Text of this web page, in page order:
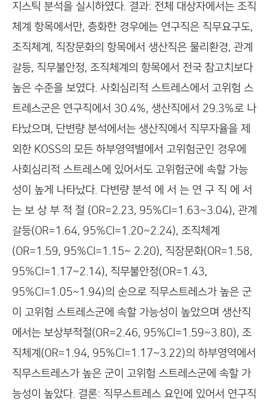
지스틱 분석을 실시하였다. 결과: 전체 대상자에서는 조직
체계 항목에서만, 층화한 경우에는 연구직은 직무요구도,
조직체계, 직장문화의 항목에서 생산직은 물리환경, 관계
갈등, 직무불안정, 조직체계의 항목에서 전국 참고치보다
높은 수준을 보였다. 사회심리적 스트레스에서 고위험 스
트레스군은 연구직에서 30.4%, 생산직에서 29.3%로 나
타났으며, 단변량 분석에서는 생산직에서 직무자율을 제
외한 KOSS의 모든 하부영역별에서 고위험군인 경우에
사회심리적 스트레스에 있어서도 고위험군에 속할 가능
성이 높게 나타났다. 다변량 분석 에 서 는 연 구 직 에 서
는 보 상 부 적 절 (OR=2.23, 95%CI=1.63~3.04), 관계
갈등(OR=1.64, 95%CI=1.20~2.24), 조직체계
(OR=1.59, 95%CI=1.15~ 2.20), 직장문화(OR=1.58,
95%CI=1.17~2.14), 직무불안정(OR=1.43,
95%CI=1.05~1.94)의 순으로 직무스트레스가 높은 군
이 고위험 스트레스군에 속할 가능성이 높았으며 생산직
에서는 보상부적절(OR=2.46, 95%CI=1.59~3.80), 조
직체계(OR=1.94, 95%CI=1.17~3.22)의 하부영역에서
직무스트레스가 높은 군이 고위험 스트레스군에 속할 가
능성이 높았다. 결론: 직무스트레스 요인에 있어서 연구직